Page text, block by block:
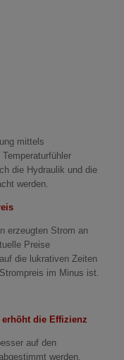
mittels
die Hydraulik und die
werden.
erzeugten Strom an
Preise
die lukrativen Zeiten
im Minus ist.
die Effizienz
auf den
werden,